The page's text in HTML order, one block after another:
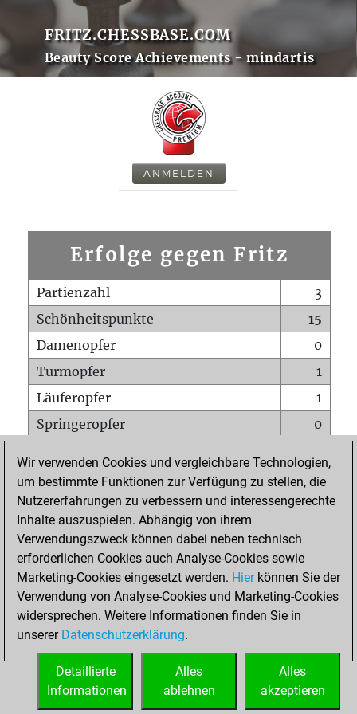
FRITZ.CHESSBASE.COM
Beauty Score Achievements - mindartis
ANMELDEN
Erfolge gegen Fritz
Partienzahl
3
Schönheitspunkte
15
Damenopfer
0
Turmopfer
1
Läuferopfer
1
Springeropfer
0
Matt auf vollem Brett
0
Bauer setzt Matt
0
Erstickte Matts
Unterverwandlungen
Türme auf der siebten
0
STARTSEITE
Wir verwenden Cookies und vergleichbare Technologien,
um bestimmte Funktionen zur Verfügung zu stellen, die
Nutzererfahrungen zu verbessern und interessengerechte
Inhalte auszuspielen. Abhängig von ihrem
Verwendungszweck können dabei neben technisch
erforderlichen Cookies auch Analyse-Cookies sowie
Marketing-Cookies eingesetzt werden. Hierkönnen Sie der
Verwendung von Analyse-Cookies und Marketing-Cookies
widersprechen. Weitere Informationen finden Sie in
unserer Datenschutzerklärung.
Alles
akzeptieren
Alles
ablehnen
Detaillierte
Informationen